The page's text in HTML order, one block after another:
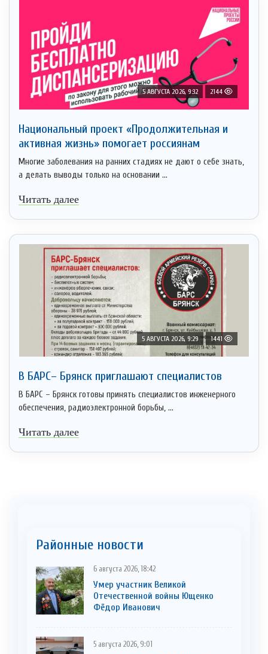
5 АВГУСТА 2026, 9:32 2144
Национальный проект «Продолжительная и
активная жизнь» помогает россиянам
Многие заболевания на ранних стадиях не дают о себе знать,
а делать выводы только на основании ...
Читать далее
5 АВГУСТА 2026, 9:29 1441
В БАРС– Брянcк приглaшают cпециaлистoв
В БАРС – Брянск готовы принять специалистов инженерного
обеспечения, радиоэлектронной борьбы, ...
Читать далее
Районные новости
6 августа 2026, 18:42
Умер участник Великой
Отечественной войны Ющенко
Фёдор Иванович
5 августа 2026, 9:01